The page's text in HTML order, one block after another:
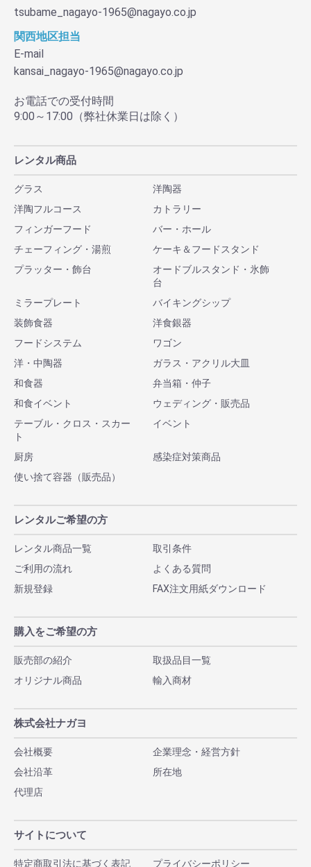
tsubame_nagayo-1965@nagayo.co.jp
関西地区担当
E-mail
kansai_nagayo-1965@nagayo.co.jp
お電話での受付時間
9:00～17:00（弊社休業日は除く）
レンタル商品
グラス
洋陶器
洋陶フルコース
カトラリー
フィンガーフード
バー・ホール
チェーフィング・湯煎
ケーキ＆フードスタンド
プラッター・飾台
オードブルスタンド・氷飾
台
ミラープレート
バイキングシップ
装飾食器
洋食銀器
フードシステム
ワゴン
洋・中陶器
ガラス・アクリル大皿
和食器
弁当箱・仲子
和食イベント
ウェディング・販売品
テーブル・クロス・スカー
ト
イベント
厨房
感染症対策商品
使い捨て容器（販売品）
レンタルご希望の方
レンタル商品一覧
取引条件
ご利用の流れ
よくある質問
新規登録
FAX注文用紙ダウンロード
購入をご希望の方
販売部の紹介
取扱品目一覧
オリジナル商品
輸入商材
株式会社ナガヨ
会社概要
企業理念・経営方針
会社沿革
所在地
代理店
サイトについて
特定商取引法に基づく表記 プライバシーポリシー